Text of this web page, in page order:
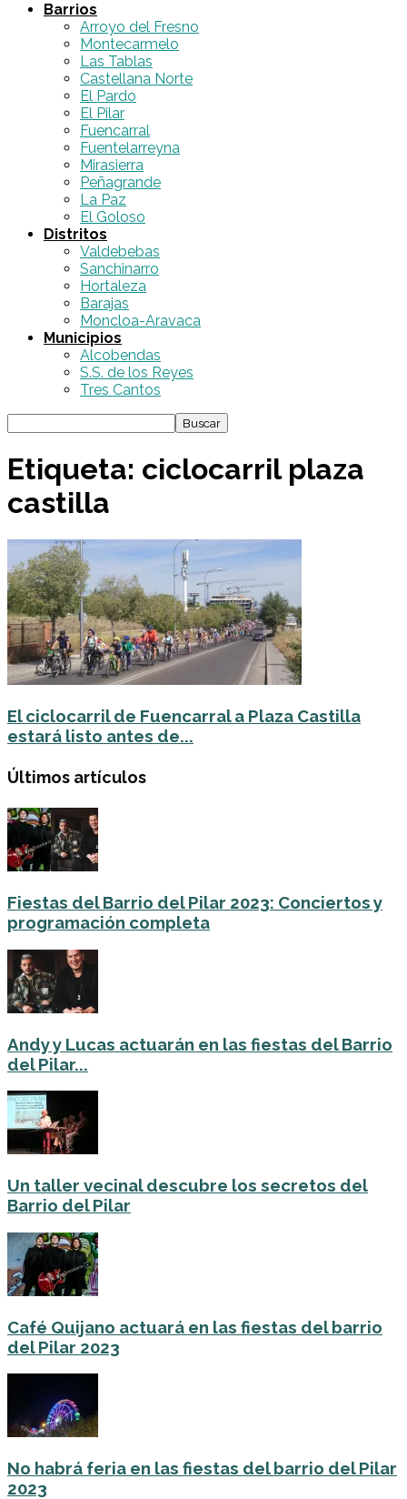
Barrios
Arroyo del Fresno
Montecarmelo
Las Tablas
Castellana Norte
El Pardo
El Pilar
Fuencarral
Fuentelarreyna
Mirasierra
Peñagrande
La Paz
El Goloso
Distritos
Valdebebas
Sanchinarro
Hortaleza
Barajas
Moncloa-Aravaca
Municipios
Alcobendas
S.S. de los Reyes
Tres Cantos
Etiqueta: ciclocarril plaza
castilla
El ciclocarril de Fuencarral a Plaza Castilla
estará listo antes de...
Últimos artículos
Fiestas del Barrio del Pilar 2023: Conciertos y
programación completa
Andy y Lucas actuarán en las fiestas del Barrio
del Pilar...
Un taller vecinal descubre los secretos del
Barrio del Pilar
Café Quijano actuará en las fiestas del barrio
del Pilar 2023
No habrá feria en las fiestas del barrio del Pilar
2023